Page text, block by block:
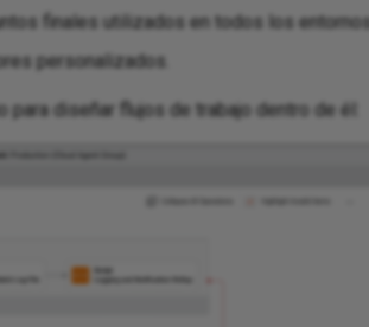
finales utilizados en todos los
personalizados.
para diseñar flujos de trabajo dentro de él: